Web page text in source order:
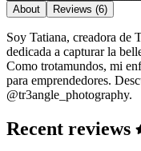
About
Reviews (6)
Soy Tatiana, creadora de
dedicada a capturar la
Como trotamundos, mi
para emprendedores.
@tr3angle_photography.
Recent reviews